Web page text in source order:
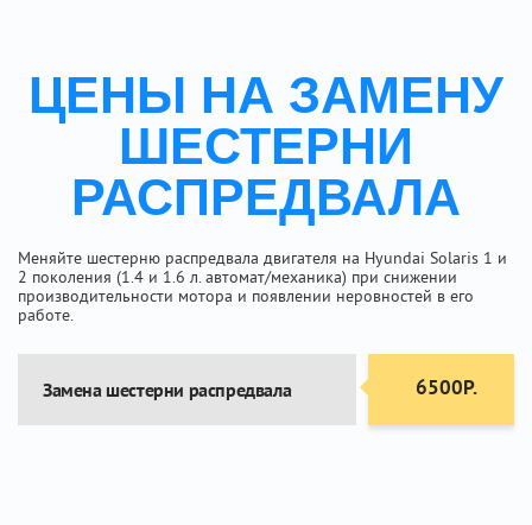
ЦЕНЫ НА ЗАМЕНУ
ШЕСТЕРНИ
РАСПРЕДВАЛА
Меняйте шестерню распредвала двигателя на Hyundai Solaris 1 и
2 поколения (1.4 и 1.6 л. автомат/механика) при снижении
производительности мотора и появлении неровностей в его
работе.
Замена шестерни распредвала 6500Р.